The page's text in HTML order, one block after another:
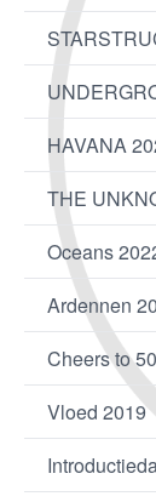
HAVANA
THE
Oceans
Ardennen
Cheers to
Vloed 2019